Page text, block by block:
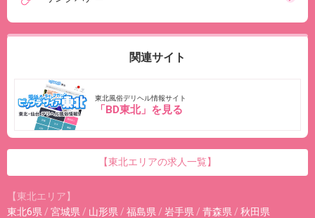
関連サイト
東北風俗デリヘル情報サイト
「BD東北」を見る
【東北エリアの求人一覧】
【東北エリア】
東北6県 / 宮城県 / 山形県 / 福島県 / 岩手県 / 青森県 / 秋田県